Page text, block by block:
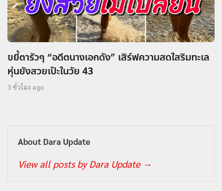
ขยี้ตารัวๆ “อดีตนางเอกดัง” เสิร์ฟความสดใสริมทะเล
หุ่นยังสวยเป๊ะในวัย 43
3 ชั่วโมง ago
About Dara Update
View all posts by Dara Update →